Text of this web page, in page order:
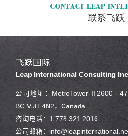
联系飞跃
飞跃国际
Leap International Consulting
公司地址：MetroTower II,2600 -
BC V5H 4N2，Canada
咨询电话：1.778.321.2016
公司邮箱：